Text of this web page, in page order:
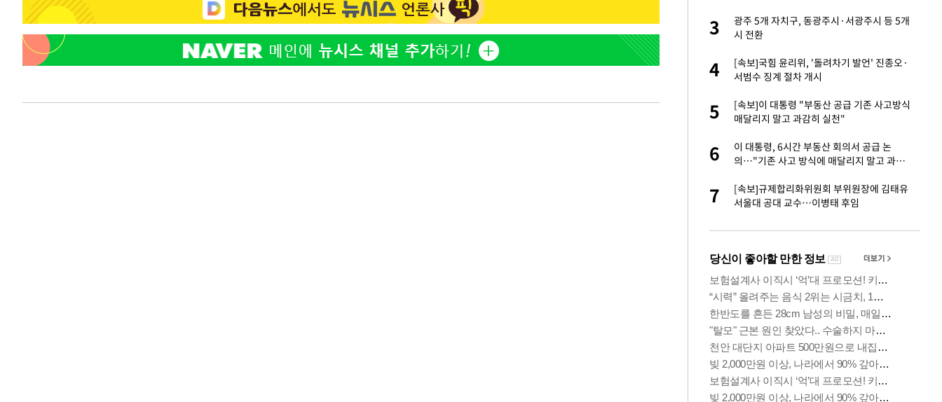
-211초 전 >[속보]코스피, 6200선 약보합…0.60% 내린 6258.77에 마쳐
-191초 전 >[속보]원·달러 환율, 7.7원 내린 1416.1원 마감
-80초 전 >
[속보] 노원서 40.1도 관측…서울, 2018년 이후 첫 40도
47분 전 >[속보]종합특검, '계엄 수용공간 확보' 신용해 前교정본부장 기소
3
SK하이닉스, 주당 375원 분기배당 결정…3
분기 중 추가 주주환원 발표
4
[속보]SK하이닉스, 주당 375원 분기 배
5
與 황희 "버스 하우스 제안…이동 용이한 장
3
광주 5개 자치구, 동광주시·서광주시 등 5개
시 전환
4
[속보]국힘 윤리위, '돌려차기 발언' 진종오·
서범수 징계 절차 개시
5
[속보]이 대통령 "부동산 공급 기존 사고방식
매달리지 말고 과감히 실천"
6
이 대통령, 6시간 부동산 회의서 공급 논
의…"기존 사고 방식에 매달리지 말고 과감
7
[속보]규제합리화위원회 부위원장에 김태유
서울대 공대 교수…이병태 후임